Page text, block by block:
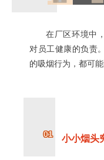
在厂区环境中
对员工健康的负责
的吸烟行为，都可
01 小小烟头